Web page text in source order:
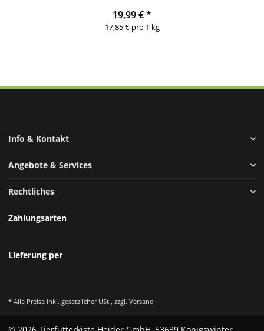
19,99 €*
17,85 € pro 1 kg
Info & Kontakt
Angebote & Services
Rechtliches
Zahlungsarten
Lieferung per
* Alle Preise inkl. gesetzlicher USt., zzgl. Versand